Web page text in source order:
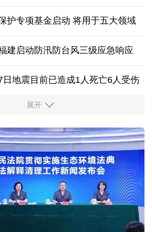
护专项基金启动 将用于五大领域
建启动防汛防台风三级应急响应
日地震目前已造成1人死亡6人受伤
国经济韧性
赛事经济如何将"流量"变"增量"
设Token专区 探索算力贸易新路径
购房社保个税缴纳年限下调为一年
网交出上半年投资建设亮眼答卷
展开